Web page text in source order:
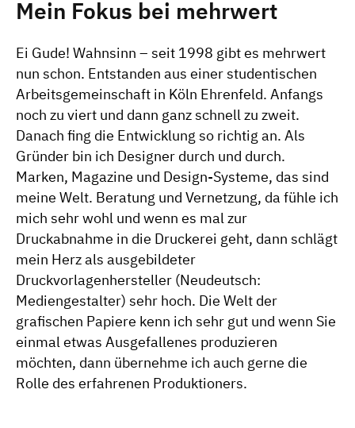
Mein Fokus bei mehrwert
Ei Gude! Wahnsinn – seit 1998 gibt es mehrwert
nun schon. Entstanden aus einer studentischen
Arbeitsgemeinschaft in Köln Ehrenfeld. Anfangs
noch zu viert und dann ganz schnell zu zweit.
Danach fing die Entwicklung so richtig an. Als
Gründer bin ich Designer durch und durch.
Marken, Magazine und Design-Systeme, das sind
meine Welt. Beratung und Vernetzung, da fühle ich
mich sehr wohl und wenn es mal zur
Druckabnahme in die Druckerei geht, dann schlägt
mein Herz als ausgebildeter
Druckvorlagenhersteller (Neudeutsch:
Mediengestalter) sehr hoch. Die Welt der
grafischen Papiere kenn ich sehr gut und wenn Sie
einmal etwas Ausgefallenes produzieren
möchten, dann übernehme ich auch gerne die
Rolle des erfahrenen Produktioners.